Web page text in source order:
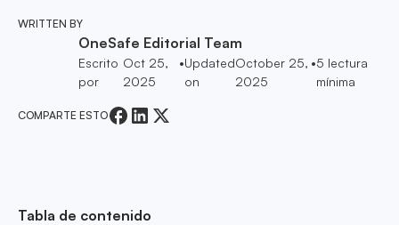
WRITTEN BY
OneSafe Editorial Team
Escrito
por
Oct 25,
2025
•Updated
on
October 25,
2025
•5 lectura
mínima
COMPARTE ESTO
Tabla de contenido